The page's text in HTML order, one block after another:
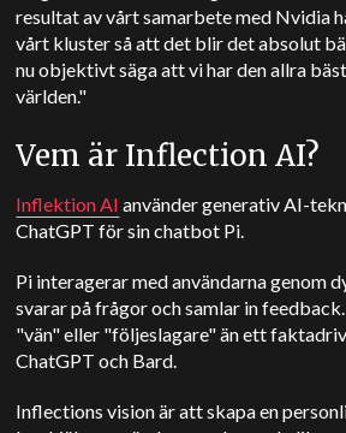
resultat av vårt samarbete med Nvidia
vårt kluster så att det blir det absolut
nu objektivt säga att vi har den allra
världen."
Vem är Inflection AI?
Inflektion AI använder generativ AI-
ChatGPT för sin chatbot Pi.
Pi interagerar med användarna genom
svarar på frågor och samlar in
"vän" eller "följeslagare" än ett
ChatGPT och Bard.
Inflections vision är att skapa en